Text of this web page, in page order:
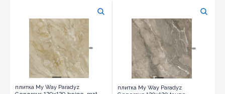
плитка My Way Paradyz
плитка My Way Paradyz